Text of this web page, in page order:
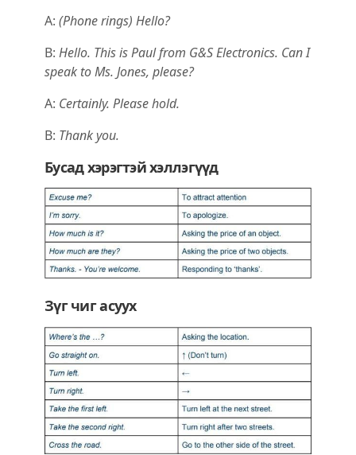
A: (Phone rings) Hello?
B: Hello. This is Paul from G&S Electronics. Can I
speak to Ms. Jones, please?
A: Certainly. Please hold.
B: Thank you.
Бусад хэрэгтэй хэллэгүүд
Зүг чиг асуух